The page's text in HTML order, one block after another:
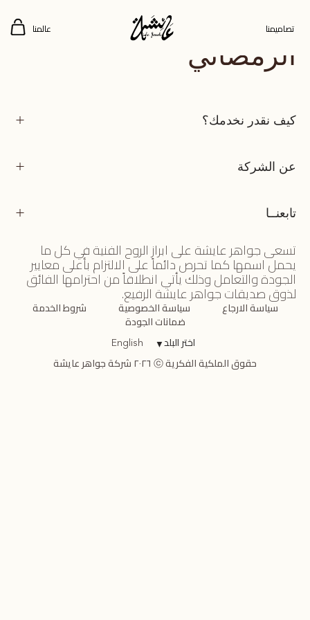
تصاميمنا عالمنا
برنامج جواهر عايشة
الرمضاني
كيف نقدر نخدمك؟
عن الشركة
تابعنــا
تسعى جواهر عايشة على ابراز الروح الفنية في كل ما
يحمل اسمها كما تحرص دائماً على الالتزام بأعلى معايير
الجودة والتعامل وذلك يأتي انطلاقاً من احترامها الفائق
لذوق صديقات جواهر عايشة الرفيع.
سياسة الارجاع سياسة الخصوصية شروط الخدمة
ضمانات الجودة
اختر البلد▼
English
حقوق الملكية الفكرية ⓒ ٢٠٢٦ شركة جواهر عايشة